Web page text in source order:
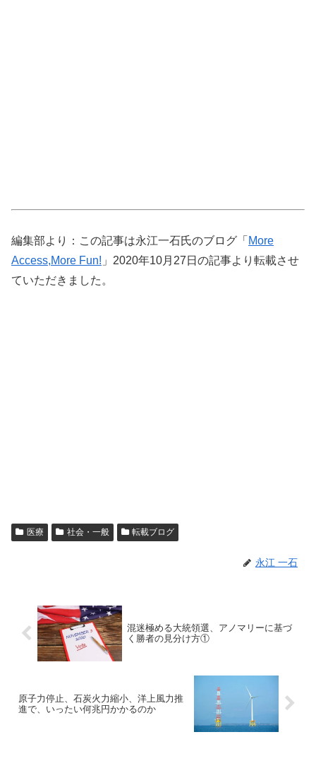
編集部より：この記事は永江一石氏のブログ「 More
Access,More Fun! 」2020年10月27日の記事より転載させ
ていただきました。
医療 社会・一般 転載ブログ
永江 一石
混迷極める大統領選、アノマリーに基づ
く勝者の見分け方①
原子力停止、石炭火力縮小、洋上風力推
進で、いったい何兆円かかるのか